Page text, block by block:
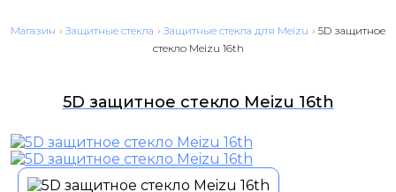
Магазин › Защитные стекла › Защитные стекла для Meizu › 5D защитное
стекло Meizu 16th
5D защитное стекло Meizu 16th